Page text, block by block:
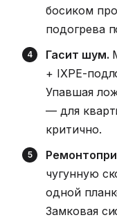
босиком
подогрева
Гасит шум.
+ IXPE-
Упавшая
— для
критично.
чугунную
одной
Замковая